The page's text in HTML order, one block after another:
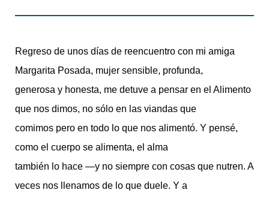
Regreso de unos días de reencuentro con mi amiga
Margarita Posada, mujer sensible, profunda,
generosa y honesta, me detuve a pensar en el Alimento
que nos dimos, no sólo en las viandas que
comimos pero en todo lo que nos alimentó. Y pensé,
como el cuerpo se alimenta, el alma
también lo hace —y no siempre con cosas que nutren. A
veces nos llenamos de lo que duele. Y a